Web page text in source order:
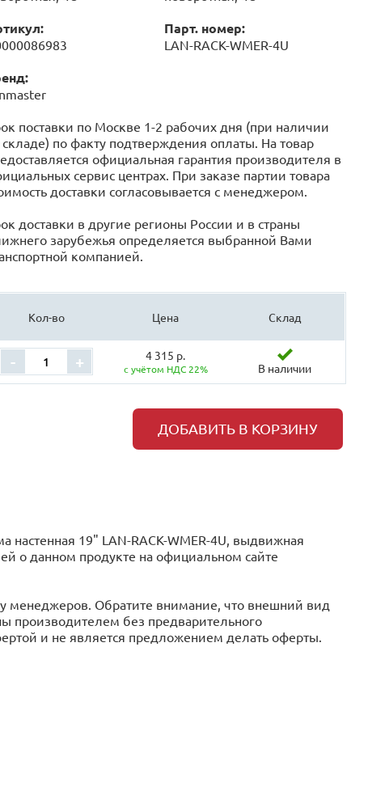
Парт. номер:
LAN-RACK-WMER-4U
поставки по Москве 1-2 рабочих дня (при наличии
складе) по факту подтверждения оплаты. На товар
официальная гарантия производителя в
сервис центрах. При заказе партии товара
доставки согласовывается с менеджером.
доставки в другие регионы России и в страны
зарубежья определяется выбранной Вами
компанией.
Кол-во Цена Склад
- + 4 315 р.
с учётом НДС 22% В наличии
ДОБАВИТЬ В КОРЗИНУ
19" LAN-RACK-WMER-4U, выдвижная
o данном продукте на официальном сайте
менеджеров. Обратите внимание, что внешний вид
производителем без предварительного
и не является предложением делать оферты.